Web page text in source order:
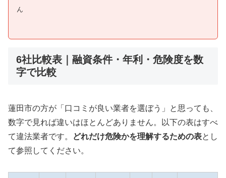
ん
6社比較表｜融資条件・年利・危険度を数
字で比較
蓮田市の方が「口コミが良い業者を選ぼう」と思っても、
数字で見れば違いはほとんどありません。以下の表はすべ
て違法業者です。
どれだけ危険かを理解するための表とし
て参照してください。